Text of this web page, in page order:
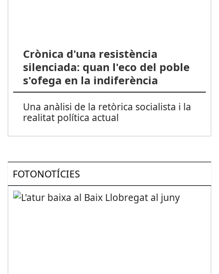
Crònica d'una resistència
silenciada: quan l'eco del poble
s'ofega en la indiferència
Una anàlisi de la retòrica socialista i la
realitat política actual
FOTONOTÍCIES